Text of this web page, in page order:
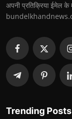
अपनी प्रतिक्रिया ईमेल के
Trending Posts